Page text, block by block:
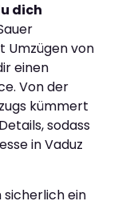
dich
Umzügen von
einen
Von der
kümmert
sodass
in Vaduz
sicherlich ein